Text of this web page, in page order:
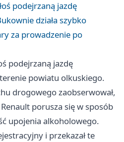
podejrzaną jazdę
działa szybko
za prowadzenie po
podejrzaną jazdę
powiatu olkuskiego.
drogowego zaobserwował,
porusza się w sposób
upojenia alkoholowego.
i przekazał te